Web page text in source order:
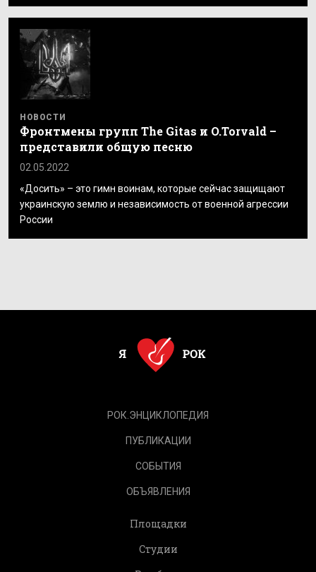
НОВОСТИ
Фронтмены групп The Gitas и O.Torvald –
представили общую песню
02.05.2022
«Досить» – это гимн воинам, которые сейчас защищают
украинскую землю и независимость от военной агрессии
России
РОК.ЭНЦИКЛОПЕДИЯ
ПУБЛИКАЦИИ
СОБЫТИЯ
ОБЪЯВЛЕНИЯ
Площадки
Студии